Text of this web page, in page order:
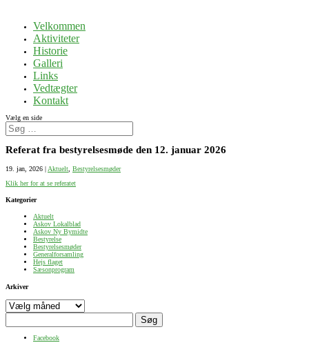
Velkommen
Aktiviteter
Historie
Galleri
Links
Vedtægter
Kontakt
Vælg en side
Referat fra bestyrelsesmøde den 12. januar 2026
19. jan, 2026 | Aktuelt Bestyrelsesmøder
Klik her for at se referatet
Kategorier
Aktuelt
Askov Lokalblad
Askov Ny Bymidte
Bestyrelse
Bestyrelsesmøder
Generalforsamling
Hejs flaget
Sæsonprogram
Arkiver
Arkiver
Søg
Facebook